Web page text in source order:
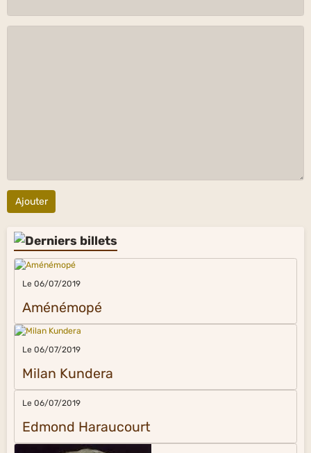
Ajouter
Le 06/07/2019
Aménémopé
Le 06/07/2019
Milan Kundera
Le 06/07/2019
Edmond Haraucourt